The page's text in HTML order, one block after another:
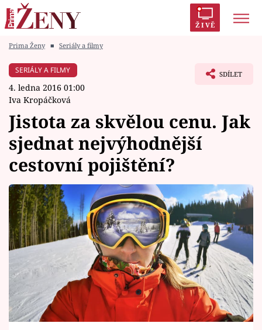
ŽIVĚ
Módní alarm
Témata
Celebrity
Vztahy
Seriály
Horoskopy
Sledujte prima+
Filmový festival Karlovy Vary
Prima Ženy ■ Seriály a filmy
SERIÁLY A FILMY
4. ledna 2016 01:00
Iva Kropáčková
SDÍLET
Jistota za skvělou cenu. Jak
sjednat nejvýhodnější
cestovní pojištění?